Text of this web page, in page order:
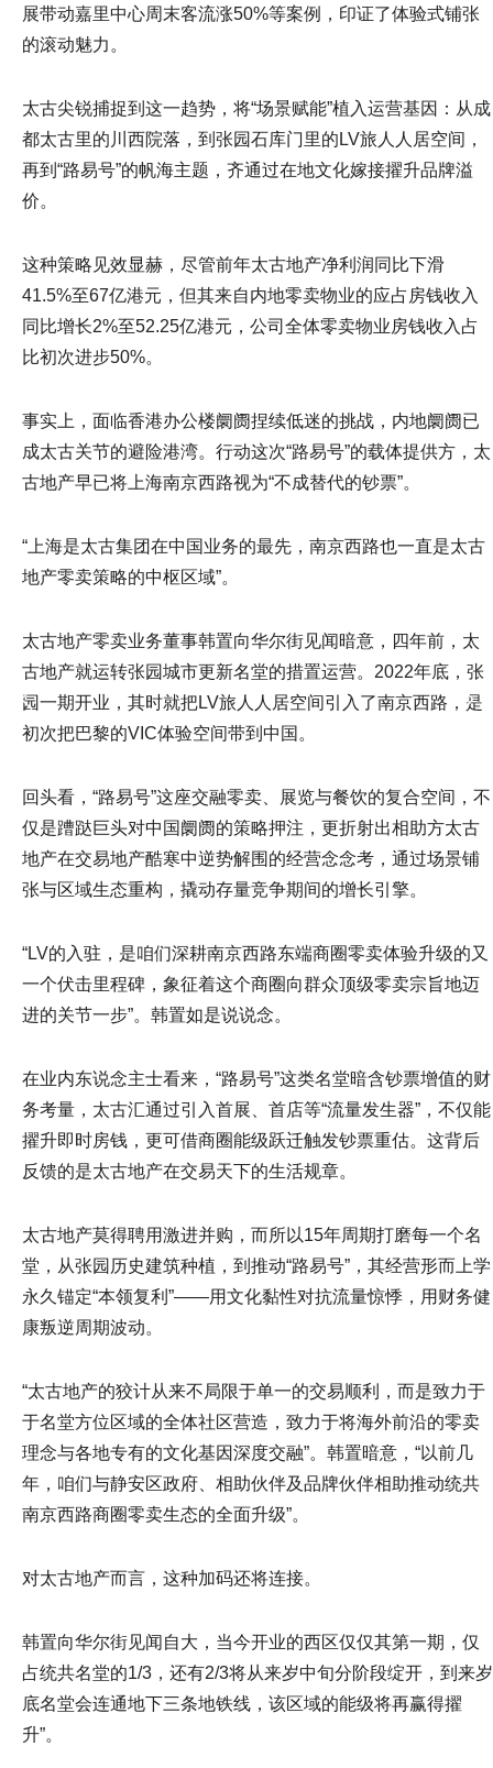
展带动嘉里中心周末客流涨50%等案例，印证了体验式铺张
的滚动魅力。
太古尖锐捕捉到这一趋势，将“场景赋能”植入运营基因：从成
都太古里的川西院落，到张园石库门里的LV旅人人居空间，
再到“路易号”的帆海主题，齐通过在地文化嫁接擢升品牌溢
价。
这种策略见效显赫，尽管前年太古地产净利润同比下滑
41.5%至67亿港元，但其来自内地零卖物业的应占房钱收入
同比增长2%至52.25亿港元，公司全体零卖物业房钱收入占
比初次进步50%。
事实上，面临香港办公楼阛阓捏续低迷的挑战，内地阛阓已
成太古关节的避险港湾。行动这次“路易号”的载体提供方，太
古地产早已将上海南京西路视为“不成替代的钞票”。
“上海是太古集团在中国业务的最先，南京西路也一直是太古
地产零卖策略的中枢区域”。
太古地产零卖业务董事韩置向华尔街见闻暗意，四年前，太
古地产就运转张园城市更新名堂的措置运营。2022年底，张
园一期开业，其时就把LV旅人人居空间引入了南京西路，是
初次把巴黎的VIC体验空间带到中国。
回头看，“路易号”这座交融零卖、展览与餐饮的复合空间，不
仅是蹧跶巨头对中国阛阓的策略押注，更折射出相助方太古
地产在交易地产酷寒中逆势解围的经营念念考，通过场景铺
张与区域生态重构，撬动存量竞争期间的增长引擎。
“LV的入驻，是咱们深耕南京西路东端商圈零卖体验升级的又
一个伏击里程碑，象征着这个商圈向群众顶级零卖宗旨地迈
进的关节一步”。韩置如是说说念。
在业内东说念主士看来，“路易号”这类名堂暗含钞票增值的财
务考量，太古汇通过引入首展、首店等“流量发生器”，不仅能
擢升即时房钱，更可借商圈能级跃迁触发钞票重估。这背后
反馈的是太古地产在交易天下的生活规章。
太古地产莫得聘用激进并购，而所以15年周期打磨每一个名
堂，从张园历史建筑种植，到推动“路易号”，其经营形而上学
永久锚定“本领复利”——用文化黏性对抗流量惊悸，用财务健
康叛逆周期波动。
“太古地产的狡计从来不局限于单一的交易顺利，而是致力于
于名堂方位区域的全体社区营造，致力于将海外前沿的零卖
理念与各地专有的文化基因深度交融”。韩置暗意，“以前几
年，咱们与静安区政府、相助伙伴及品牌伙伴相助推动统共
南京西路商圈零卖生态的全面升级”。
对太古地产而言，这种加码还将连接。
韩置向华尔街见闻自大，当今开业的西区仅仅其第一期，仅
占统共名堂的1/3，还有2/3将从来岁中旬分阶段绽开，到来岁
底名堂会连通地下三条地铁线，该区域的能级将再赢得擢
升”。